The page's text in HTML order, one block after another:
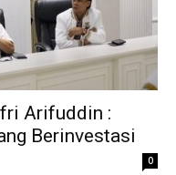
Arifuddin :
Berinvestasi
0